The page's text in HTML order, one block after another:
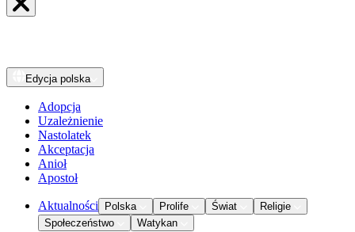
Edycja polska
Adopcja
Uzależnienie
Nastolatek
Akceptacja
Anioł
Apostoł
Aktualności Polska Prolife Świat
Religie
Społeczeństwo
Watykan